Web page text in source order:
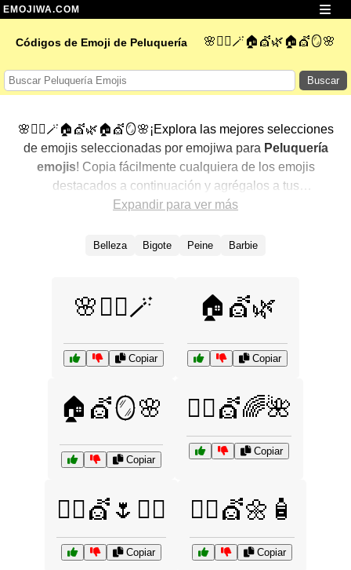
EMOJIWA.COM
Códigos de Emoji de Peluquería 🌸💇‍♀️🪄🏠💇🌿🏠💇🪞🌸
Buscar
🌸💇‍♀️🪄🏠💇🌿🏠💇🪞🌸¡Explora las mejores selecciones
de emojis seleccionadas por emojiwa para Peluquería
emojis! Copia fácilmente cualquiera de los emojis
destacados a continuación y agrégalos a tus
conversaciones para un toque personalizado. Hemos
mostrando primero los más populares. ¿Buscas más?
Expandir para ver más
Belleza Bigote Peine Barbie
🌸💇‍♀️🪄
Copiar
🏠💇🌿
Copiar
🏠💇🪞🌸
Copiar
💁‍♀️💇🌈🌺
Copiar
💁‍♀️💇🌷🧖‍♂️
Copiar
💁‍♀️💇🌼🧴
Copiar